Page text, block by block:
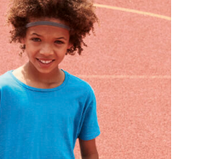
pagina
del
prodotto